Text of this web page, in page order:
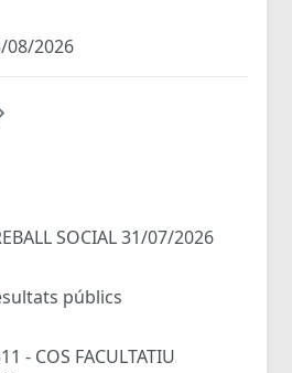
08/2026
SOCIAL 31/07/2026
públics
- COS FACULTATIU